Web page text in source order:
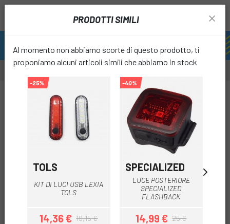
PRODOTTI SIMILI
Al momento non abbiamo scorte di questo prodotto, ti
proponiamo alcuni articoli simili che abbiamo in stock
-25%
TOLS
KIT DI LUCI USB LEXIA
TOLS
14,36 € 19,15 €
-40%
SPECIALIZED
LUCE POSTERIORE
SPECIALIZED
FLASHBACK
14,99 € 25 €